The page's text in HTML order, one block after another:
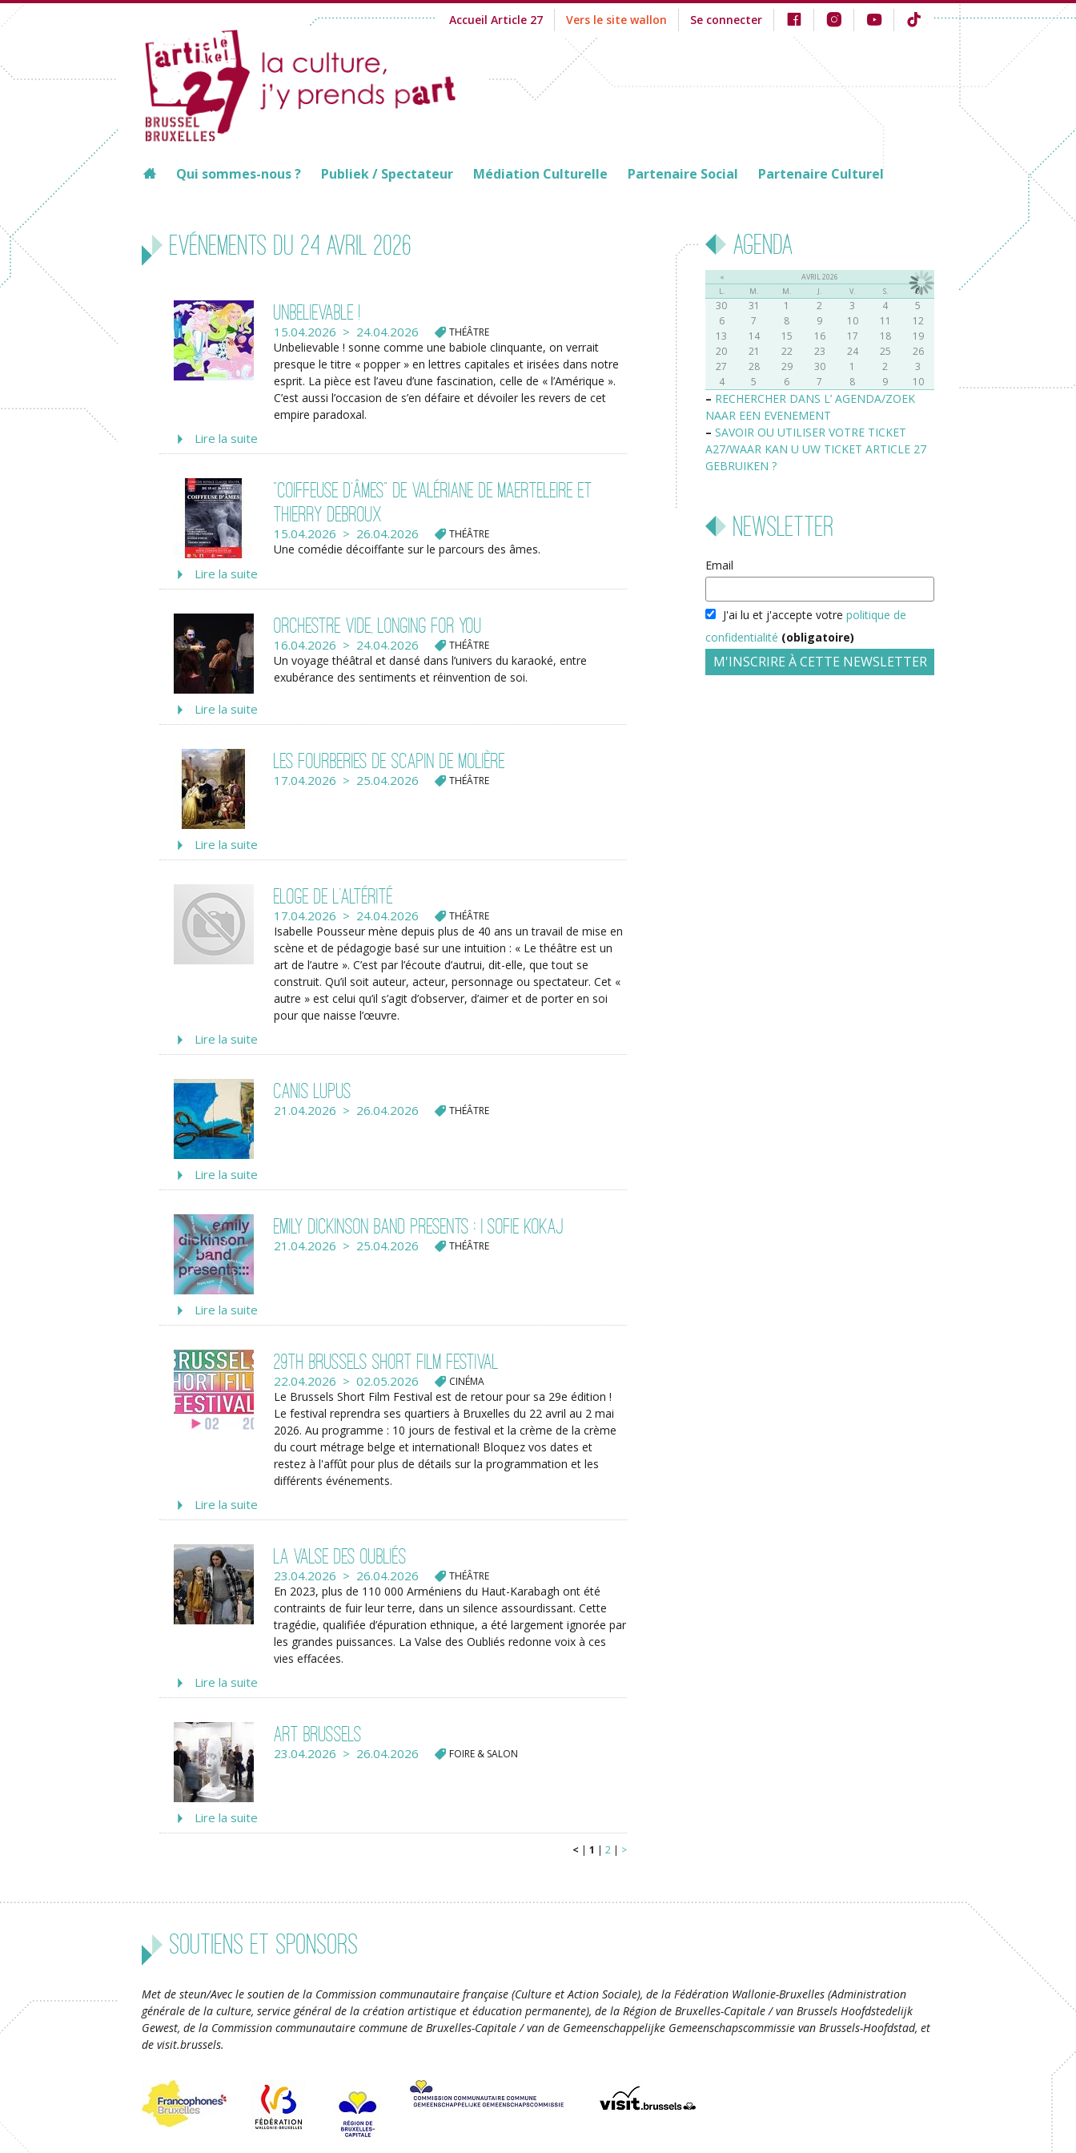
Accueil Article 27 Vers le site wallon Se connecter
Qui sommes-nous ? Publiek / Spectateur Médiation Culturelle Partenaire Social Partenaire Culturel
Evénements du 24 avril 2026
Unbelievable !
15.04.2026 > 24.04.2026 THÉÂTRE
Unbelievable ! sonne comme une babiole clinquante, on verrait
presque le titre « popper » en lettres capitales et irisées dans notre
esprit. La pièce est l’aveu d’une fascination, celle de « l’Amérique ».
C’est aussi l’occasion de s’en défaire et dévoiler les revers de cet
empire paradoxal.
Lire la suite
"Coiffeuse d’Âmes" de Valériane De Maerteleire et
Thierry Debroux
15.04.2026 > 26.04.2026 THÉÂTRE
Une comédie décoiffante sur le parcours des âmes.
Lire la suite
Orchestre vide, longing for you
16.04.2026 > 24.04.2026 THÉÂTRE
Un voyage théâtral et dansé dans l’univers du karaoké, entre
exubérance des sentiments et réinvention de soi.
Lire la suite
Les Fourberies de Scapin de Molière
17.04.2026 > 25.04.2026 THÉÂTRE
Lire la suite
Eloge de l’Altérité
17.04.2026 > 24.04.2026 THÉÂTRE
Isabelle Pousseur mène depuis plus de 40 ans un travail de mise en
scène et de pédagogie basé sur une intuition : « Le théâtre est un
art de l’autre ». C’est par l’écoute d’autrui, dit-elle, que tout se
construit. Qu’il soit auteur, acteur, personnage ou spectateur. Cet «
autre » est celui qu’il s’agit d’observer, d’aimer et de porter en soi
pour que naisse l’œuvre.
Lire la suite
Canis Lupus
21.04.2026 > 26.04.2026 THÉÂTRE
Lire la suite
Emily Dickinson Band presents : | Sofie Kokaj
21.04.2026 > 25.04.2026 THÉÂTRE
Lire la suite
29th Brussels Short Film Festival
22.04.2026 > 02.05.2026 CINÉMA
Le Brussels Short Film Festival est de retour pour sa 29e édition !
Le festival reprendra ses quartiers à Bruxelles du 22 avril au 2 mai
2026. Au programme : 10 jours de festival et la crème de la crème
du court métrage belge et international! Bloquez vos dates et
restez à l'affût pour plus de détails sur la programmation et les
différents événements.
Lire la suite
La Valse des Oubliés
23.04.2026 > 26.04.2026 THÉÂTRE
En 2023, plus de 110 000 Arméniens du Haut-Karabagh ont été
contraints de fuir leur terre, dans un silence assourdissant. Cette
tragédie, qualifiée d’épuration ethnique, a été largement ignorée par
les grandes puissances. La Valse des Oubliés redonne voix à ces
vies effacées.
Lire la suite
Art Brussels
23.04.2026 > 26.04.2026 FOIRE & SALON
Lire la suite
< | 1 | 2 | >
Agenda
« AVRIL 2026
»
L.
M. M. J. V. S. D.
30 31 1 2 3 4
5
6
7 8 9 10 11
12
13
14 15 16 17 18
19
20
21 22 23 24 25
26
27
28 29 30 1 2
3
4
5 6 7 8 9 10
– RECHERCHER DANS L’ AGENDA/ZOEK
NAAR EEN EVENEMENT
– SAVOIR OU UTILISER VOTRE TICKET
A27/WAAR KAN U UW TICKET ARTICLE 27
GEBRUIKEN ?
Newsletter
Email
J'ai lu et j'accepte votre politique de
confidentialité (obligatoire)
Soutiens et sponsors
Met de steun/Avec le soutien de la Commission communautaire française (Culture et Action Sociale), de la Fédération Wallonie-Bruxelles (Administration
générale de la culture, service général de la création artistique et éducation permanente), de la Région de Bruxelles-Capitale / van Brussels Hoofdstedelijk
Gewest, de la Commission communautaire commune de Bruxelles-Capitale / van de Gemeenschappelijke Gemeenschapscommissie van Brussels-Hoofdstad, et
de visit.brussels.